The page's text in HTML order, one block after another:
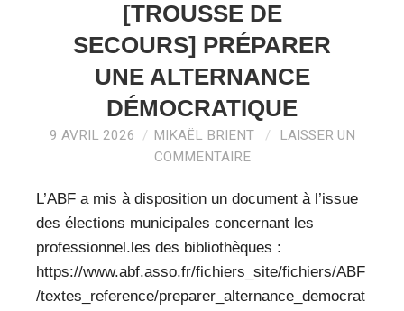
ACTIVITÉS DU
GROUPE
AGENDA
VEILLE PRO
RESSOURCES
OFFRES D’EMPLOIS
[TROUSSE DE
SECOURS] PRÉPARER
UNE ALTERNANCE
DÉMOCRATIQUE
9 AVRIL 2026 MIKAËL BRIENT
LAISSER UN
COMMENTAIRE
L’ABF a mis à disposition un document à l’issue
des élections municipales concernant les
professionnel.les des bibliothèques :
https://www.abf.asso.fr/fichiers_site/fichiers/ABF
/textes_reference/preparer_alternance_democrat